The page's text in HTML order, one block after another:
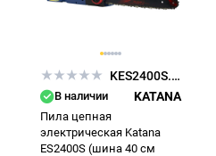
KES2400S.00
В наличии KATANA
Пила цепная
электрическая Katana
ES2400S (шина 40 см